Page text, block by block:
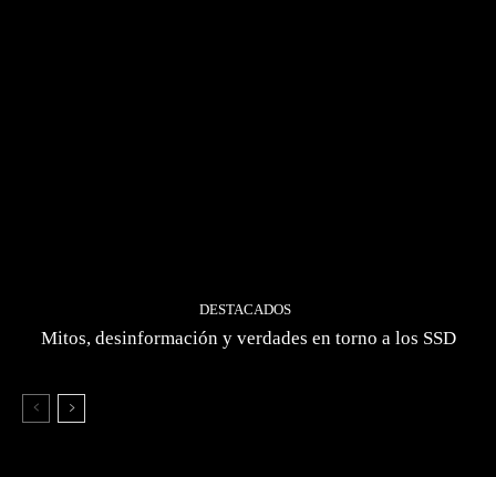
DESTACADOS
Mitos, desinformación y verdades en torno a los SSD